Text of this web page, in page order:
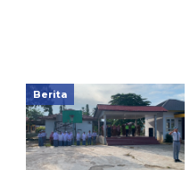
Berita